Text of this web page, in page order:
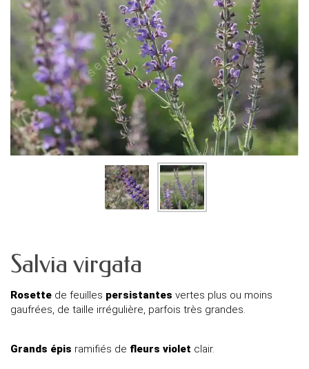
Salvia virgata
Rosette de feuilles persistantes vertes plus ou moins
gaufrées, de taille irrégulière, parfois très grandes.
Grands épis ramifiés de fleurs violet clair.